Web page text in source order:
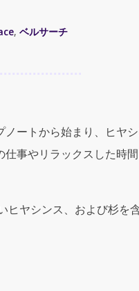
, ベルサーチ
ートから始まり、ヒヤ
事やリラックスした時
ヒヤシンス、および杉を